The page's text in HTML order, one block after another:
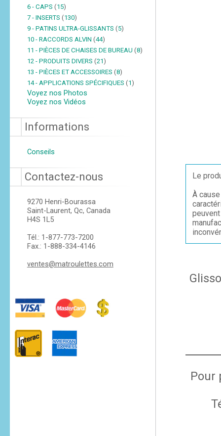
6 - CAPS (15)
7 - INSERTS (130)
9 - PATINS ULTRA-GLISSANTS (5)
10 - RACCORDS ALVIN (44)
11 - PIÈCES DE CHAISES DE BUREAU (8)
12 - PRODUITS DIVERS (21)
13 - PIÈCES ET ACCESSOIRES (8)
14 - APPLICATIONS SPÉCIFIQUES (1)
Voyez nos Photos
Voyez nos Vidéos
Informations
Conseils
Contactez-nous
9270 Henri-Bourassa
Saint-Laurent, Qc, Canada
H4S 1L5
Tél.: 1-877-773-7200
Fax.: 1-888-334-4146
ventes@matroulettes.com
Le
À
Pour